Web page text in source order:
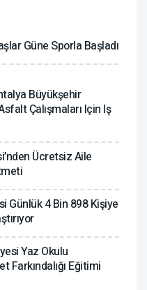
Güne Sporla Başladı
Büyükşehir
Çalışmaları Için Iş
Ücretsiz Aile
Günlük 4 Bin 898 Kişiye
Yaz Okulu
Farkındalığı Eğitimi